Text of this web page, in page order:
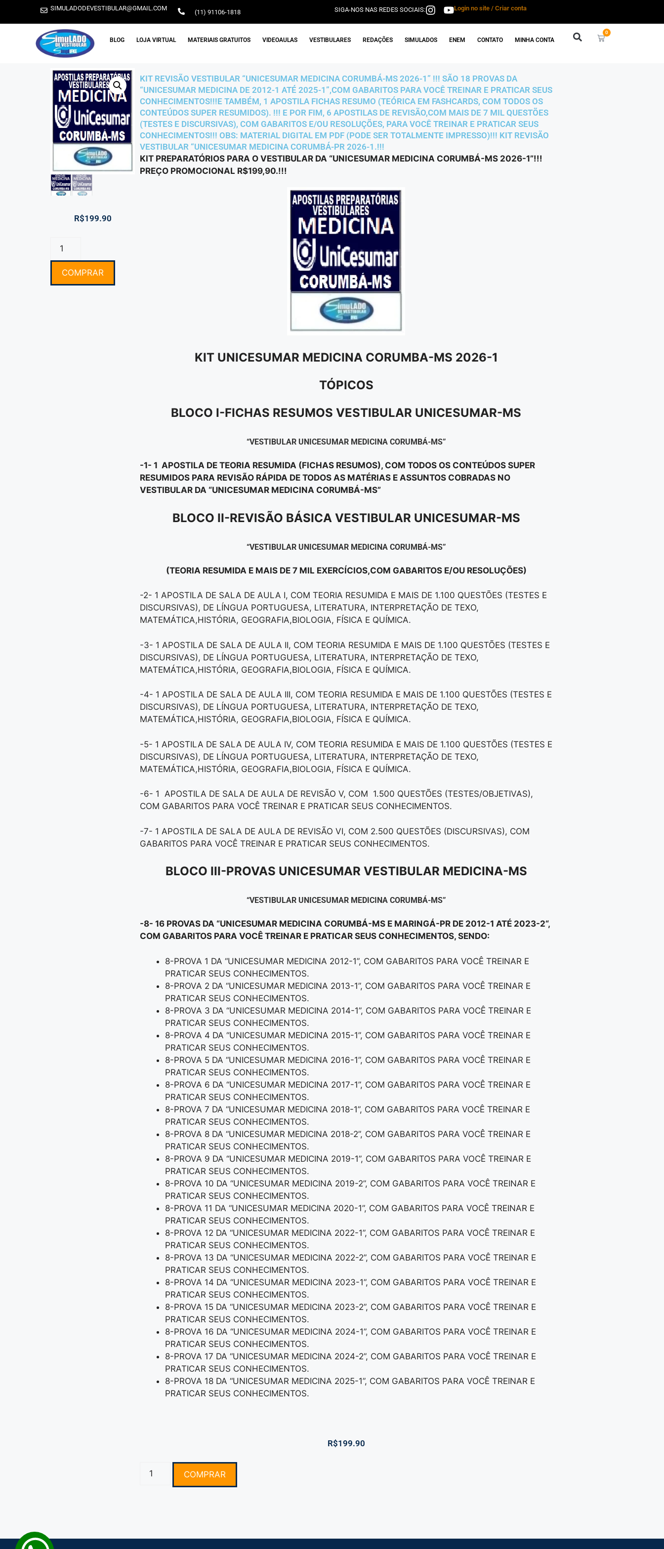
SIMULADODEVESTIBULAR@GMAIL.COM (11) 91106-1818 SIGA-NOS NAS REDES SOCIAIS: Login no site / Criar conta
BLOG LOJA VIRTUAL MATERIAIS GRATUITOS VIDEOAULAS VESTIBULARES REDAÇÕES SIMULADOS ENEM CONTATO MINHA CONTA
0
R$199.90
COMPRAR
KIT REVISÃO VESTIBULAR “UNICESUMAR MEDICINA CORUMBÁ-MS 2026-1” !!! SÃO 18 PROVAS DA
“UNICESUMAR MEDICINA DE 2012-1 ATÉ 2025-1”,COM GABARITOS PARA VOCÊ TREINAR E PRATICAR SEUS
CONHECIMENTOS!!!E TAMBÉM, 1 APOSTILA FICHAS RESUMO (TEÓRICA EM FASHCARDS, COM TODOS OS
CONTEÚDOS SUPER RESUMIDOS). !!! E POR FIM, 6 APOSTILAS DE REVISÃO,COM MAIS DE 7 MIL QUESTÕES
(TESTES E DISCURSIVAS), COM GABARITOS E/OU RESOLUÇÕES, PARA VOCÊ TREINAR E PRATICAR SEUS
CONHECIMENTOS!!! OBS: MATERIAL DIGITAL EM PDF (PODE SER TOTALMENTE IMPRESSO)!!! KIT REVISÃO
VESTIBULAR “UNICESUMAR MEDICINA CORUMBÁ-PR 2026-1.!!!
KIT PREPARATÓRIOS PARA O VESTIBULAR DA “UNICESUMAR MEDICINA CORUMBÁ-MS 2026-1”!!!
PREÇO PROMOCIONAL R$199,90.!!!
KIT UNICESUMAR MEDICINA CORUMBA-MS 2026-1
TÓPICOS
BLOCO I-FICHAS RESUMOS VESTIBULAR UNICESUMAR-MS
“VESTIBULAR UNICESUMAR MEDICINA CORUMBÁ-MS”
-1- 1 APOSTILA DE TEORIA RESUMIDA (FICHAS RESUMOS), COM TODOS OS CONTEÚDOS SUPER
RESUMIDOS PARA REVISÃO RÁPIDA DE TODOS AS MATÉRIAS E ASSUNTOS COBRADAS NO
VESTIBULAR DA “UNICESUMAR MEDICINA CORUMBÁ-MS”
BLOCO II-REVISÃO BÁSICA VESTIBULAR UNICESUMAR-MS
“VESTIBULAR UNICESUMAR MEDICINA CORUMBÁ-MS”
(TEORIA RESUMIDA E MAIS DE 7 MIL EXERCÍCIOS,COM GABARITOS E/OU RESOLUÇÕES)
-2- 1 APOSTILA DE SALA DE AULA I, COM TEORIA RESUMIDA E MAIS DE 1.100 QUESTÕES (TESTES E
DISCURSIVAS), DE LÍNGUA PORTUGUESA, LITERATURA, INTERPRETAÇÃO DE TEXO,
MATEMÁTICA,HISTÓRIA, GEOGRAFIA,BIOLOGIA, FÍSICA E QUÍMICA.
-3- 1 APOSTILA DE SALA DE AULA II, COM TEORIA RESUMIDA E MAIS DE 1.100 QUESTÕES (TESTES E
DISCURSIVAS), DE LÍNGUA PORTUGUESA, LITERATURA, INTERPRETAÇÃO DE TEXO,
MATEMÁTICA,HISTÓRIA, GEOGRAFIA,BIOLOGIA, FÍSICA E QUÍMICA.
-4- 1 APOSTILA DE SALA DE AULA III, COM TEORIA RESUMIDA E MAIS DE 1.100 QUESTÕES (TESTES E
DISCURSIVAS), DE LÍNGUA PORTUGUESA, LITERATURA, INTERPRETAÇÃO DE TEXO,
MATEMÁTICA,HISTÓRIA, GEOGRAFIA,BIOLOGIA, FÍSICA E QUÍMICA.
-5- 1 APOSTILA DE SALA DE AULA IV, COM TEORIA RESUMIDA E MAIS DE 1.100 QUESTÕES (TESTES E
DISCURSIVAS), DE LÍNGUA PORTUGUESA, LITERATURA, INTERPRETAÇÃO DE TEXO,
MATEMÁTICA,HISTÓRIA, GEOGRAFIA,BIOLOGIA, FÍSICA E QUÍMICA.
-6- 1 APOSTILA DE SALA DE AULA DE REVISÃO V, COM 1.500 QUESTÕES (TESTES/OBJETIVAS),
COM GABARITOS PARA VOCÊ TREINAR E PRATICAR SEUS CONHECIMENTOS.
-7- 1 APOSTILA DE SALA DE AULA DE REVISÃO VI, COM 2.500 QUESTÕES (DISCURSIVAS), COM
GABARITOS PARA VOCÊ TREINAR E PRATICAR SEUS CONHECIMENTOS.
BLOCO III-PROVAS UNICESUMAR VESTIBULAR MEDICINA-MS
“VESTIBULAR UNICESUMAR MEDICINA CORUMBÁ-MS”
-8- 16 PROVAS DA “UNICESUMAR MEDICINA CORUMBÁ-MS E MARINGÁ-PR DE 2012-1 ATÉ 2023-2“,
COM GABARITOS PARA VOCÊ TREINAR E PRATICAR SEUS CONHECIMENTOS, SENDO:
8-PROVA 1 DA “UNICESUMAR MEDICINA 2012-1”, COM GABARITOS PARA VOCÊ TREINAR E
PRATICAR SEUS CONHECIMENTOS.
8-PROVA 2 DA “UNICESUMAR MEDICINA 2013-1”, COM GABARITOS PARA VOCÊ TREINAR E
PRATICAR SEUS CONHECIMENTOS.
8-PROVA 3 DA “UNICESUMAR MEDICINA 2014-1”, COM GABARITOS PARA VOCÊ TREINAR E
PRATICAR SEUS CONHECIMENTOS.
8-PROVA 4 DA “UNICESUMAR MEDICINA 2015-1”, COM GABARITOS PARA VOCÊ TREINAR E
PRATICAR SEUS CONHECIMENTOS.
8-PROVA 5 DA “UNICESUMAR MEDICINA 2016-1”, COM GABARITOS PARA VOCÊ TREINAR E
PRATICAR SEUS CONHECIMENTOS.
8-PROVA 6 DA “UNICESUMAR MEDICINA 2017-1”, COM GABARITOS PARA VOCÊ TREINAR E
PRATICAR SEUS CONHECIMENTOS.
8-PROVA 7 DA “UNICESUMAR MEDICINA 2018-1”, COM GABARITOS PARA VOCÊ TREINAR E
PRATICAR SEUS CONHECIMENTOS.
8-PROVA 8 DA “UNICESUMAR MEDICINA 2018-2”, COM GABARITOS PARA VOCÊ TREINAR E
PRATICAR SEUS CONHECIMENTOS.
8-PROVA 9 DA “UNICESUMAR MEDICINA 2019-1”, COM GABARITOS PARA VOCÊ TREINAR E
PRATICAR SEUS CONHECIMENTOS.
8-PROVA 10 DA “UNICESUMAR MEDICINA 2019-2”, COM GABARITOS PARA VOCÊ TREINAR E
PRATICAR SEUS CONHECIMENTOS.
8-PROVA 11 DA “UNICESUMAR MEDICINA 2020-1”, COM GABARITOS PARA VOCÊ TREINAR E
PRATICAR SEUS CONHECIMENTOS.
8-PROVA 12 DA “UNICESUMAR MEDICINA 2022-1”, COM GABARITOS PARA VOCÊ TREINAR E
PRATICAR SEUS CONHECIMENTOS.
8-PROVA 13 DA “UNICESUMAR MEDICINA 2022-2”, COM GABARITOS PARA VOCÊ TREINAR E
PRATICAR SEUS CONHECIMENTOS.
8-PROVA 14 DA “UNICESUMAR MEDICINA 2023-1”, COM GABARITOS PARA VOCÊ TREINAR E
PRATICAR SEUS CONHECIMENTOS.
8-PROVA 15 DA “UNICESUMAR MEDICINA 2023-2”, COM GABARITOS PARA VOCÊ TREINAR E
PRATICAR SEUS CONHECIMENTOS.
8-PROVA 16 DA “UNICESUMAR MEDICINA 2024-1”, COM GABARITOS PARA VOCÊ TREINAR E
PRATICAR SEUS CONHECIMENTOS.
8-PROVA 17 DA “UNICESUMAR MEDICINA 2024-2”, COM GABARITOS PARA VOCÊ TREINAR E
PRATICAR SEUS CONHECIMENTOS.
8-PROVA 18 DA “UNICESUMAR MEDICINA 2025-1”, COM GABARITOS PARA VOCÊ TREINAR E
PRATICAR SEUS CONHECIMENTOS.
R$199.90
COMPRAR